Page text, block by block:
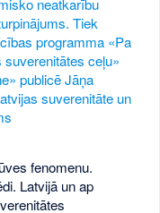
neatkarību
Tiek
programma «Pa
ceļu»
publicē Jāņa
suverenitāte un
fenomenu.
Latvijā un ap